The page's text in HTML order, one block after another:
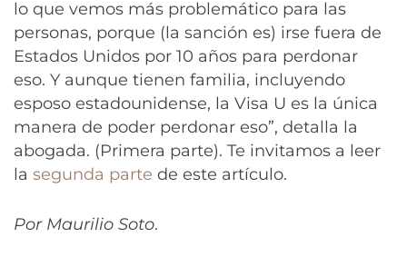
lo que vemos más problemático para las
personas, porque (la sanción es) irse fuera de
Estados Unidos por 10 años para perdonar
eso. Y aunque tienen familia, incluyendo
esposo estadounidense, la Visa U es la única
manera de poder perdonar eso”, detalla la
abogada. (Primera parte). Te invitamos a leer
la segunda parte de este artículo.
Por Maurilio Soto.